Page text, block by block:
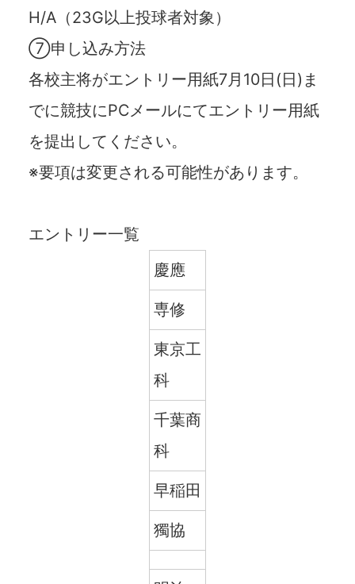
H/A（23G以上投球者対象）
⑦申し込み方法
各校主将がエントリー用紙7月10日(日)ま
でに競技にPCメールにてエントリー用紙
を提出してください。
※要項は変更される可能性があります。
エントリー一覧
慶應
専修
東京工
科
千葉商
科
早稲田
獨協